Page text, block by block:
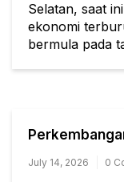
Selatan, saat
ekonomi
bermula pada
July 14, 2026 0